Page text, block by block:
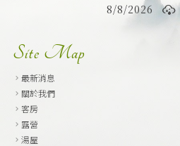
8/8/2026
Site Map
最新消息
關於我們
客房
露營
湯屋